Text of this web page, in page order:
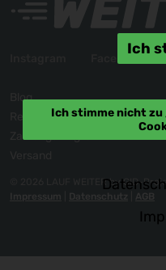
Facebook
Blog
Reklamation / Kontakt
Zahlungsmöglichkeiten
© 2026 LAUF WEITER by GID-
Impressum
Datenschutz AGB
Ich
Ich stimme nicht